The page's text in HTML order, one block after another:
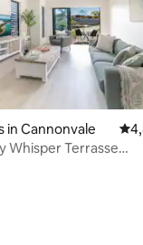
in Cannonvale
Whisper Terrasse